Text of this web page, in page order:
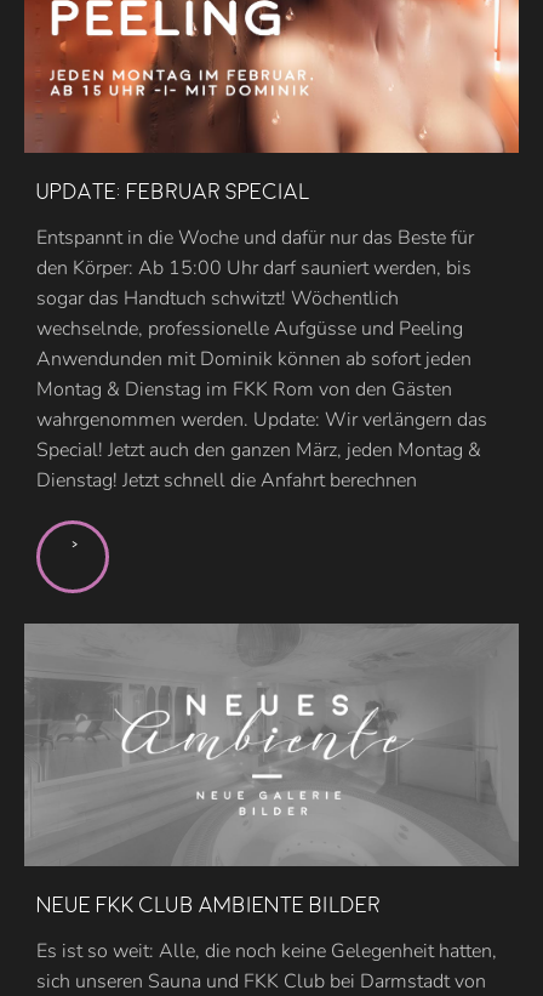
Update: Februar Special
Entspannt in die Woche und dafür nur das Beste für
den Körper: Ab 15:00 Uhr darf sauniert werden, bis
sogar das Handtuch schwitzt! Wöchentlich
wechselnde, professionelle Aufgüsse und Peeling
Anwendunden mit Dominik können ab sofort jeden
Montag & Dienstag im FKK Rom von den Gästen
wahrgenommen werden. Update: Wir verlängern das
Special! Jetzt auch den ganzen März, jeden Montag &
Dienstag! Jetzt schnell die Anfahrt berechnen
>
Neue FKK Club Ambiente Bilder
Es ist so weit: Alle, die noch keine Gelegenheit hatten,
sich unseren Sauna und FKK Club bei Darmstadt von